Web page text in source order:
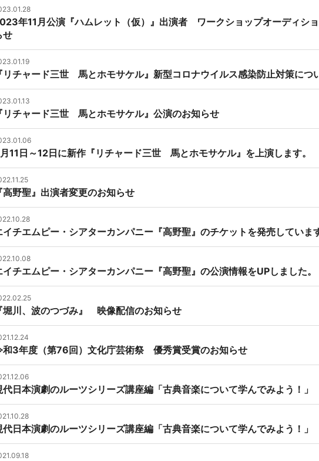
年11月公演『ハムレット（仮）』出演者 ワークショップオーディシ
せ
リチャード三世 馬とホモサケル』新型コロナウイルス感染防止対策につ
リチャード三世 馬とホモサケル』公演のお知らせ
11日～12日に新作『リチャード三世 馬とホモサケル』を上演します。
高野聖』出演者変更のお知らせ
イチエムピー・シアターカンパニー『高野聖』のチケットを発売していま
イチエムピー・シアターカンパニー『高野聖』の公演情報をUPしました。
堀川、波のつづみ』 映像配信のお知らせ
和3年度（第76回）文化庁芸術祭 優秀賞受賞のお知らせ
代日本演劇のルーツシリーズ講座編「古典音楽について学んでみよう！」
代日本演劇のルーツシリーズ講座編「古典音楽について学んでみよう！」